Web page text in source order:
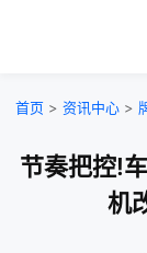
首页 > 资讯中心 >
节奏把控!
机